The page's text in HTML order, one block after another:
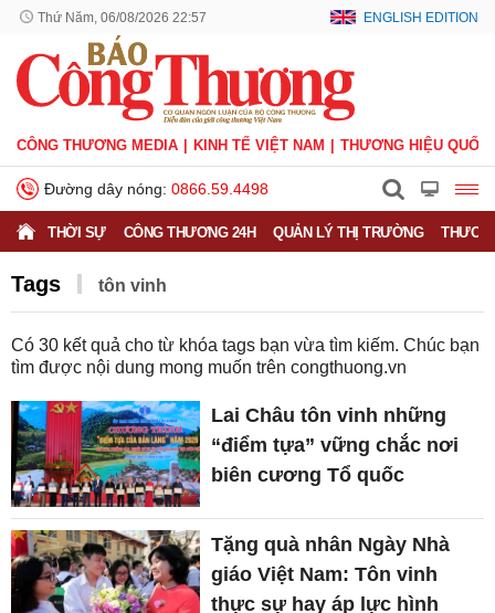
Thứ Năm, 06/08/2026 22:57 ENGLISH EDITION
CÔNG THƯƠNG MEDIA KINH TẾ VIỆT NAM THƯƠNG HIỆU QUỐC
Đường dây nóng: 0866.59.4498
THỜI SỰ CÔNG THƯƠNG 24H QUẢN LÝ THỊ TRƯỜNG
Tags tôn vinh
Có 30 kết quả cho từ khóa tags bạn vừa tìm kiếm. Chúc bạn
tìm được nội dung mong muốn trên congthuong.vn
Lai Châu tôn vinh những
“điểm tựa” vững chắc nơi
biên cương Tổ quốc
Tặng quà nhân Ngày Nhà
giáo Việt Nam: Tôn vinh
thực sự hay áp lực hình